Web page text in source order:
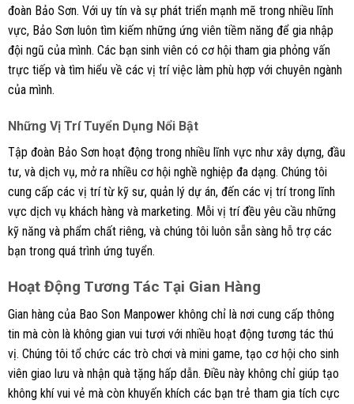
đoàn Bảo Sơn. Với uy tín và sự phát triển mạnh mẽ trong nhiều lĩnh
vực, Bảo Sơn luôn tìm kiếm những ứng viên tiềm năng để gia nhập
đội ngũ của mình. Các bạn sinh viên có cơ hội tham gia phỏng vấn
trực tiếp và tìm hiểu về các vị trí việc làm phù hợp với chuyên ngành
của mình.
Những Vị Trí Tuyển Dụng Nổi Bật
Tập đoàn Bảo Sơn hoạt động trong nhiều lĩnh vực như xây dựng, đầu
tư, và dịch vụ, mở ra nhiều cơ hội nghề nghiệp đa dạng. Chúng tôi
cung cấp các vị trí từ kỹ sư, quản lý dự án, đến các vị trí trong lĩnh
vực dịch vụ khách hàng và marketing. Mỗi vị trí đều yêu cầu những
kỹ năng và phẩm chất riêng, và chúng tôi luôn sẵn sàng hỗ trợ các
bạn trong quá trình ứng tuyển.
Hoạt Động Tương Tác Tại Gian Hàng
Gian hàng của Bao Son Manpower không chỉ là nơi cung cấp thông
tin mà còn là không gian vui tươi với nhiều hoạt động tương tác thú
vị. Chúng tôi tổ chức các trò chơi và mini game, tạo cơ hội cho sinh
viên giao lưu và nhận quà tặng hấp dẫn. Điều này không chỉ giúp tạo
không khí vui vẻ mà còn khuyến khích các bạn trẻ tham gia tích cực